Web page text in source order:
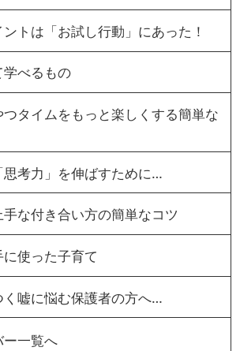
トは「お試し行動」にあった！
べるもの
タイムをもっと楽しくする簡単な
思考力」を伸ばすために…
な付き合い方の簡単なコツ
使った子育て
く嘘に悩む保護者の方へ…
一覧へ